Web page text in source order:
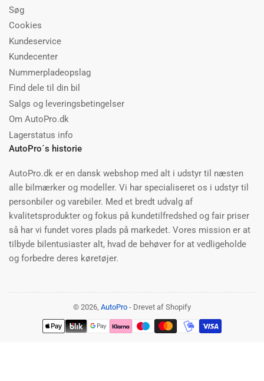
Søg
Cookies
Kundeservice
Kundecenter
Nummerpladeopslag
Find dele til din bil
Salgs og leveringsbetingelser
Om AutoPro.dk
Lagerstatus info
AutoPro´s historie
AutoPro.dk er en dansk webshop med alt i udstyr til næsten
alle bilmærker og modeller. Vi har specialiseret os i udstyr til
personbiler og varebiler. Med et bredt udvalg af
kvalitetsprodukter og fokus på kundetilfredshed og fair priser
så har vi fundet vores plads på markedet. Vores mission er at
tilbyde bilentusiaster alt, hvad de behøver for at vedligeholde
og forbedre deres køretøjer.
© 2026, AutoPro - Drevet af Shopify
Betalingsmetoder